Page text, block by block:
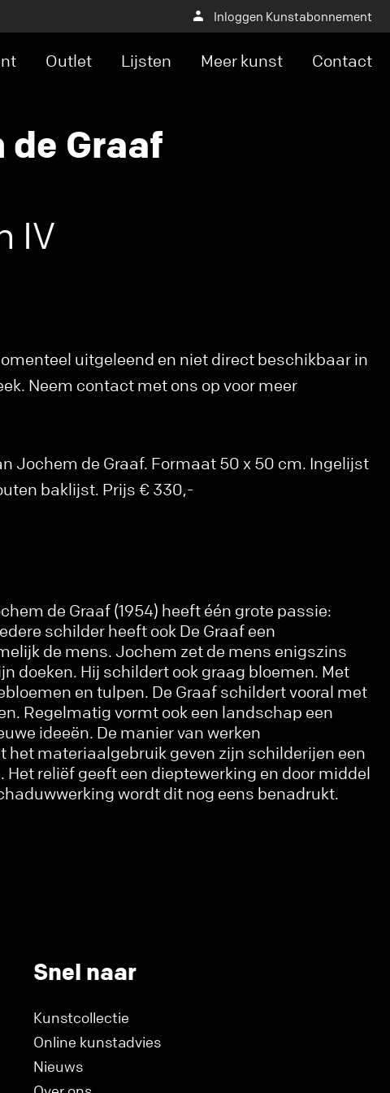
Inloggen Kunstabonnement
Outlet Lijsten Meer kunst Contact
Graaf
IV
uitgeleend en niet direct beschikbaar in
Neem contact met ons op voor meer
Jochem de Graaf. Formaat 50 x 50 cm. Ingelijst
baklijst. Prijs € 330,-
de Graaf (1954) heeft één grote passie:
schilder heeft ook De Graaf een
de mens. Jochem zet de mens enigszins
doeken. Hij schildert ook graag bloemen. Met
en tulpen. De Graaf schildert vooral met
Regelmatig vormt ook een landschap een
ideeën. De manier van werken
het materiaalgebruik geven zijn schilderijen een
reliëf geeft een dieptewerking en door middel
wordt dit nog eens benadrukt.
Snel naar
Kunstcollectie
Online kunstadvies
Nieuws